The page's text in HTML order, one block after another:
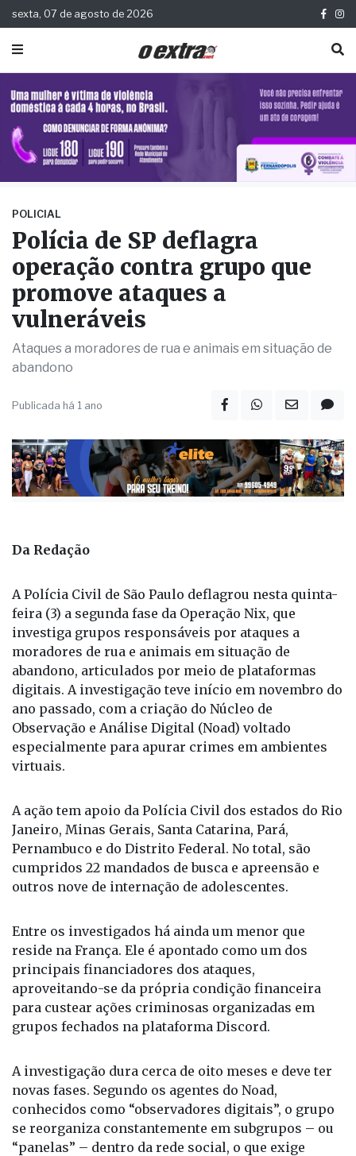
sexta, 07 de agosto de 2026
POLICIAL
Polícia de SP deflagra
operação contra grupo que
promove ataques a
vulneráveis
Ataques a moradores de rua e animais em situação de
abandono
Publicada há 1 ano
Da Redação
A Polícia Civil de São Paulo deflagrou nesta quinta-
feira (3) a segunda fase da Operação Nix, que
investiga grupos responsáveis por ataques a
moradores de rua e animais em situação de
abandono, articulados por meio de plataformas
digitais. A investigação teve início em novembro do
ano passado, com a criação do Núcleo de
Observação e Análise Digital (Noad) voltado
especialmente para apurar crimes em ambientes
virtuais.
A ação tem apoio da Polícia Civil dos estados do Rio
Janeiro, Minas Gerais, Santa Catarina, Pará,
Pernambuco e do Distrito Federal. No total, são
cumpridos 22 mandados de busca e apreensão e
outros nove de internação de adolescentes.
Entre os investigados há ainda um menor que
reside na França. Ele é apontado como um dos
principais financiadores dos ataques,
aproveitando-se da própria condição financeira
para custear ações criminosas organizadas em
grupos fechados na plataforma Discord.
A investigação dura cerca de oito meses e deve ter
novas fases. Segundo os agentes do Noad,
conhecidos como “observadores digitais”, o grupo
se reorganiza constantemente em subgrupos – ou
“panelas” – dentro da rede social, o que exige